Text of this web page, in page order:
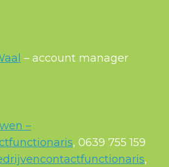
– account manager
–
, 0639 755 159
,